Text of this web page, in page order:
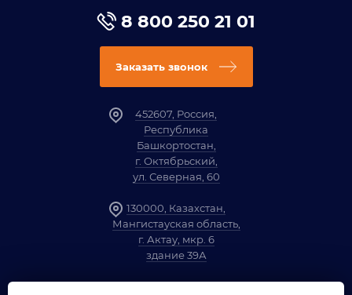
8 800 250 21 01
Заказать звонок
452607, Россия,
Республика
Башкортостан,
г. Октябрьский,
ул. Северная, 60
130000, Казахстан,
Мангистауская область,
г. Актау, мкр. 6
здание 39А